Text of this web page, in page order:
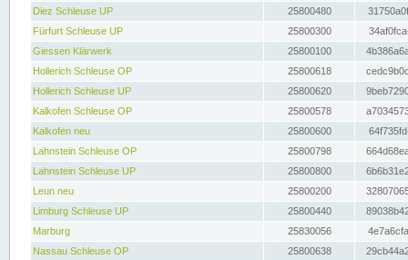
Diez Schleuse UP
25800480
Fürfurt Schleuse UP
25800300
Giessen Klärwerk
25800100
Hollerich Schleuse OP
25800618
Hollerich Schleuse UP
25800620
Kalkofen Schleuse OP
25800578
Kalkofen neu
25800600
Lahnstein Schleuse OP
25800798
Lahnstein Schleuse UP
25800800
Leun neu
25800200
Limburg Schleuse UP
25800440
Marburg
25830056
Nassau Schleuse OP
25800638